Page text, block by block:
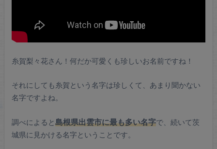
糸賀梨々花さん！何だか可愛くも珍しいお名前ですね！
それにしても糸賀という名字は珍しくて、あまり聞かない
名字ですよね。
調べによると島根県出雲市に最も多い名字で、続いて茨
城県に見かける名字ということです。